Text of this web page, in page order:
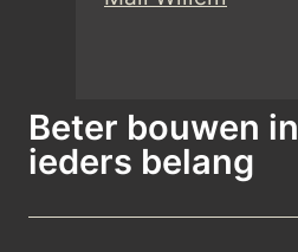
Beter bouwen in
ieders belang